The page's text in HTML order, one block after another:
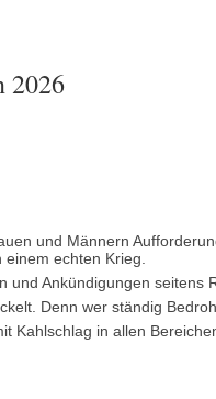
2026
und Männern
echten Krieg.
und Ankündigungen seitens
Denn wer ständig
Kahlschlag in allen